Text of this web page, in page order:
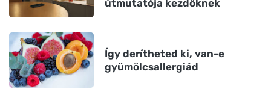
útmutatója kezdőknek
Így derítheted ki, van-e
gyümölcsallergiád